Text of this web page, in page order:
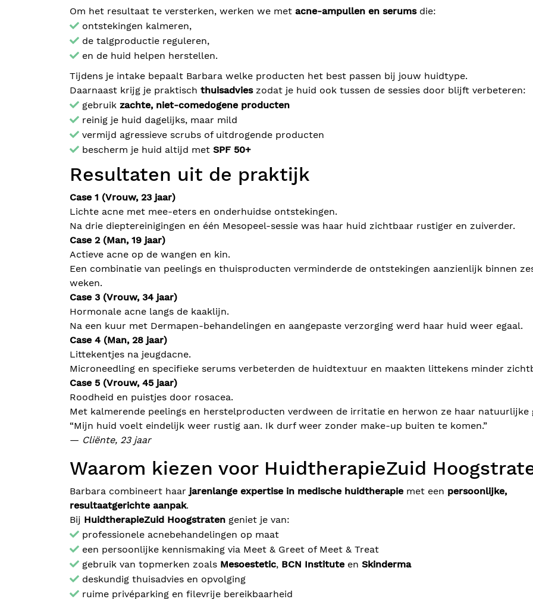
Om het resultaat te versterken, werken we met acne-ampullen en serumsdie:
ontstekingen kalmeren,
de talgproductie reguleren,
en de huid helpen herstellen.
Tijdens je intake bepaalt Barbara welke producten het best passen bij jouw huidtype.
Daarnaast krijg je praktisch thuisadvieszodat je huid ook tussen de sessies door blijft verbeteren:
gebruik zachte, niet-comedogene producten
reinig je huid dagelijks, maar mild
vermijd agressieve scrubs of uitdrogende producten
bescherm je huid altijd met SPF 50+
Resultaten uit de praktijk
Case 1 (Vrouw, 23 jaar)
Lichte acne met mee-eters en onderhuidse ontstekingen.
Na drie dieptereinigingen en één Mesopeel-sessie was haar huid zichtbaar rustiger en zuiverder.
Case 2 (Man, 19 jaar)
Actieve acne op de wangen en kin.
Een combinatie van peelings en thuisproducten verminderde de ontstekingen aanzienlijk binnen
weken.
Case 3 (Vrouw, 34 jaar)
Hormonale acne langs de kaaklijn.
Na een kuur met Dermapen-behandelingen en aangepaste verzorging werd haar huid weer egaal.
Case 4 (Man, 28 jaar)
Littekentjes na jeugdacne.
Microneedling en specifieke serums verbeterden de huidtextuur en maakten littekens minder
Case 5 (Vrouw, 45 jaar)
Roodheid en puistjes door rosacea.
Met kalmerende peelings en herstelproducten verdween de irritatie en herwon ze haar natuurlijke
“Mijn huid voelt eindelijk weer rustig aan. Ik durf weer zonder make-up buiten te komen.”
— Cliënte, 23 jaar
Waarom kiezen voor HuidtherapieZuid
Barbara combineert haar jarenlange expertise in medische huidtherapiemet een persoonlijke,
resultaatgerichte aanpak.
Bij HuidtherapieZuid Hoogstraten geniet je van:
professionele acnebehandelingen op maat
een persoonlijke kennismaking via Meet & Greet of Meet & Treat
gebruik van topmerken zoals Mesoestetic, BCN Instituteen Skinderma
deskundig thuisadvies en opvolging
ruime privéparking en filevrije bereikbaarheid